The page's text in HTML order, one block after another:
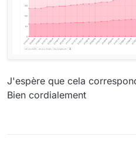
J'espère que cela
Bien cordialement